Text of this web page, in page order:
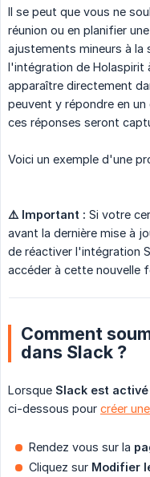
Il se peut que vous ne
réunion ou en planifier
ajustements mineurs à la
l'intégration de Holaspirit
apparaître directement
peuvent y répondre en
ces réponses seront
Voici un exemple d'une
⚠️ Important : Si votre
avant la dernière mise à
de réactiver l'intégration
accéder à cette nouvelle
Comment
dans Slack ?
Lorsque Slack est activé
ci-dessous pour créer
Rendez vous sur la
Cliquez sur Modifier